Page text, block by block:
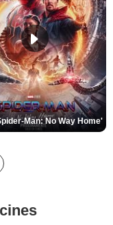
Man: No Way Home'